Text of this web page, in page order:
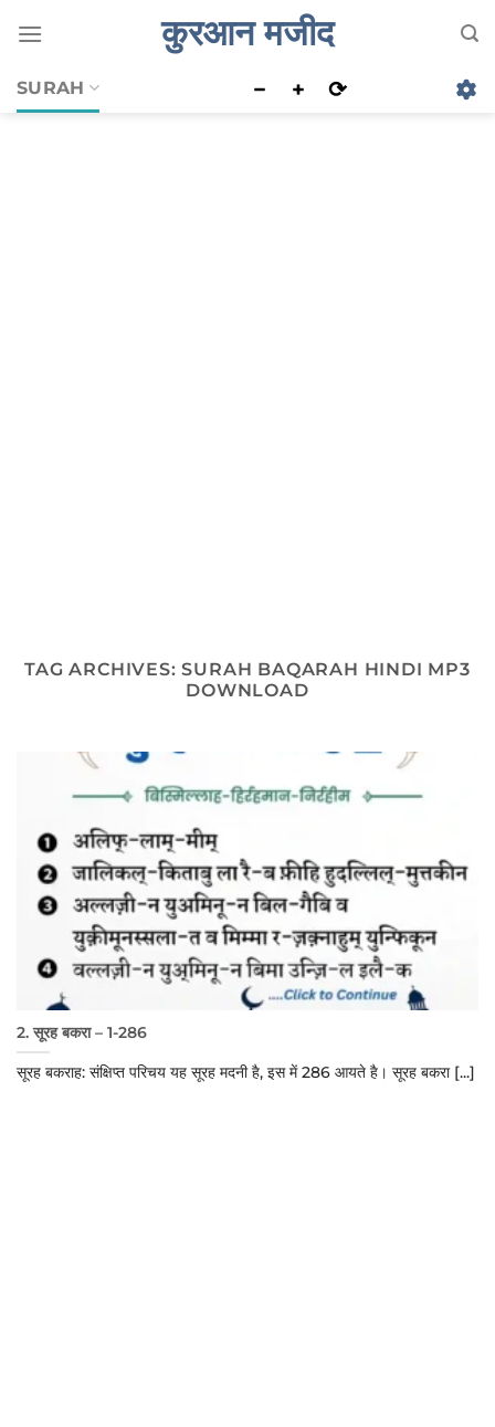
कुरआन मजीद
SURAH − + ⟳
TAG ARCHIVES:SURAH BAQARAH HINDI MP3
DOWNLOAD
2. सूरह बकरा – 1-286
सूरह बकराह: संक्षिप्त परिचय यह सूरह मदनी है, इस में 286 आयते है। सूरह बकरा [...]